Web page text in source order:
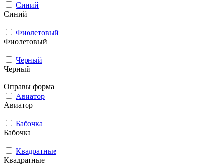
Синий
Синий
Фиолетовый
Фиолетовый
Черный
Черный
Оправы форма
Авиатор
Авиатор
Бабочка
Бабочка
Квадратные
Квадратные